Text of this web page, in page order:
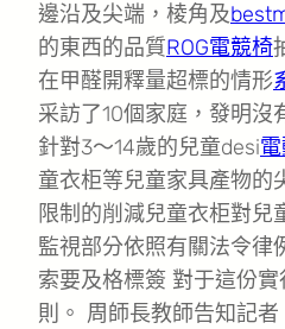
邊沿及尖端，棱角及
的東西的品質ROG電競椅
在甲醛開釋量超標的情形
采訪了10個家庭，發明沒
針對3～14歲的兒童desi
童衣柜等兒童家具產物的
限制的削減兒童衣柜對兒
監視部分依照有關法令律
索要及格標簽 對于這份
則。 周師長教師告知記